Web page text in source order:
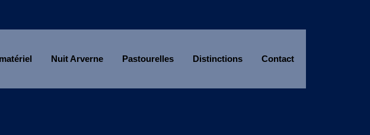
Nuit Arverne Pastourelles Distinctions Contact